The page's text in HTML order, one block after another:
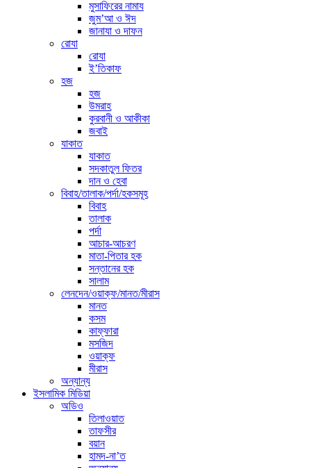
মুসাফিরের নামায
জুম’আ ও ঈদ
জানাযা ও দাফন
রোযা
রোযা
ই’তিকাফ
হজ
হজ
উমরাহ
কুরবানী ও আকীকা
জবাই
যাকাত
যাকাত
সদকাতুল ফিতর
দান ও হেবা
বিবাহ/তালাক/পর্দা/হকসমূহ
বিবাহ
তালাক
পর্দা
আচার-আচরণ
মাতা-পিতার হক
সন্তানের হক
সালাম
লেনদেন/ওয়াক্ফ/মানত/মীরাস
মানত
কসম
কাফ্ফারা
মসজিদ
ওয়াক্ফ
মীরাস
অন্যান্য
ইসলামিক মিডিয়া
অডিও
তিলাওয়াত
তাফসীর
বয়ান
হামদ-না’ত